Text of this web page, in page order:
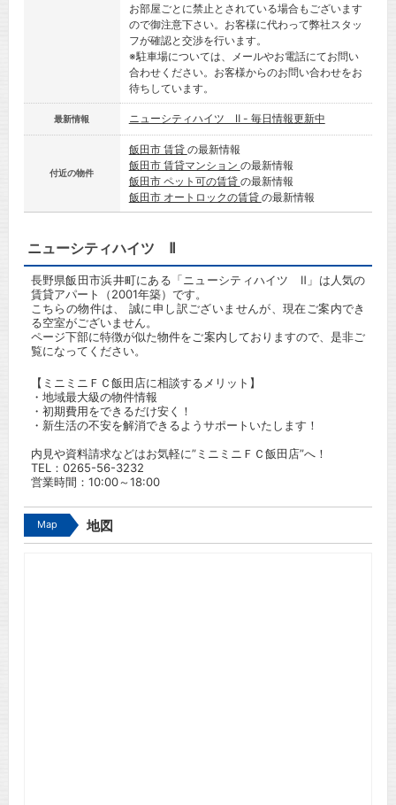
お部屋ごとに禁止とされている場合もございます
ので御注意下さい。お客様に代わって弊社スタッ
フが確認と交渉を行います。
※駐車場については、メールやお電話にてお問い
合わせください。お客様からのお問い合わせをお
待ちしています。
最新情報 ニューシティハイツ Ⅱ - 毎日情報更新中
付近の物件
飯田市 賃貸 の最新情報
飯田市 賃貸マンション の最新情報
飯田市 ペット可の賃貸 の最新情報
飯田市 オートロックの賃貸 の最新情報
ニューシティハイツ Ⅱ
長野県飯田市浜井町にある「ニューシティハイツ Ⅱ」は人気の
賃貸アパート（2001年築）です。
こちらの物件は、 誠に申し訳ございませんが、現在ご案内でき
る空室がございません。
ページ下部に特徴が似た物件をご案内しておりますので、是非ご
覧になってください。
【ミニミニＦＣ飯田店に相談するメリット】
・地域最大級の物件情報
・初期費用をできるだけ安く！
・新生活の不安を解消できるようサポートいたします！
内見や資料請求などはお気軽に”ミニミニＦＣ飯田店”へ！
TEL： 0265-56-3232
営業時間：10:00～18:00
Map 地図